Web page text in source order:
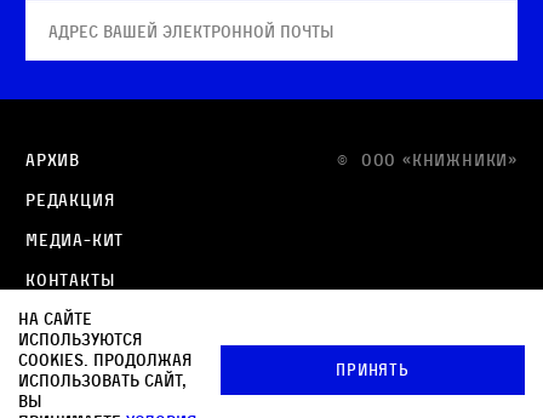
© OOO «КНИЖНИКИ»
Архив
Редакция
Медиа-кит
Контакты
Политика в отношении обработки персональных
данных
Политика обработки файлов cookie
На сайте
используются
cookies. Продолжая
использовать сайт,
вы
Принять